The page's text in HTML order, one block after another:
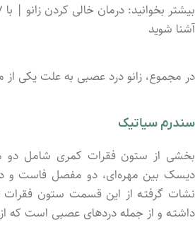
آشنا شوید
در مجموع، زانو درد عصبی به علت یکی از
سندرم سیاتیک
دیسک بین مهره‌ای، دو مفصل فاست و
نشات گرفتـه از این قسمت ستون فقرات
داشتـه و از جمله دردهای عصبی است که